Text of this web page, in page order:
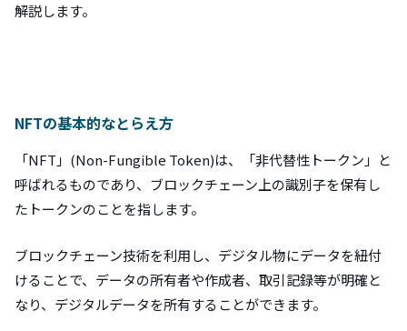
解説します。
NFTの基本的なとらえ方
「NFT」(Non-Fungible Token)は、「非代替性トークン」と
呼ばれるものであり、ブロックチェーン上の識別子を保有し
たトークンのことを指します。
ブロックチェーン技術を利用し、デジタル物にデータを紐付
けることで、データの所有者や作成者、取引記録等が明確と
なり、デジタルデータを所有することができます。